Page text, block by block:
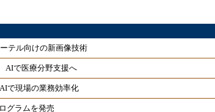
テル向けの新画像技術
AIで医療分野支援へ
で現場の業務効率化
グラムを発売